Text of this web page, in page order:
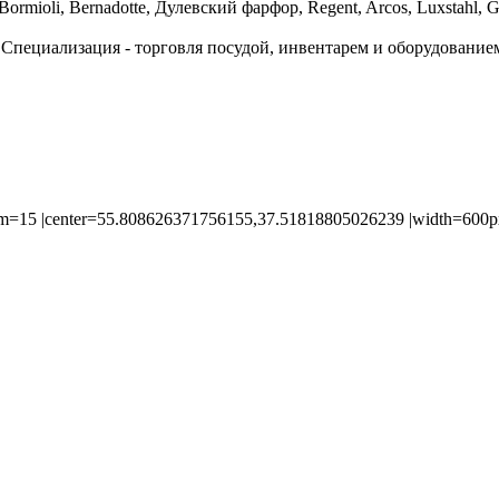
Bernadotte, Дулевский фарфор, Regent, Arcos, Luxstahl,
- торговля посудой, инвентарем и
|center=55.808626371756155,37.51818805026239